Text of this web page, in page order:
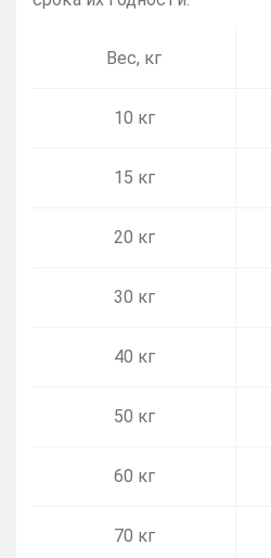
Вес, кг
10 кг
15 кг
20 кг
30 кг
40 кг
50 кг
60 кг
70 кг